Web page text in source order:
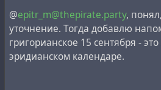
Шамалов, Николай
банка «Россия», бывший
Петербурге компании
Medical Solutions,
производством медицинской
появились сообщения, что
@epitr_m@thepirate.party,
уточнение. Тогда добавлю
григорианское 15 сентября -
эридианском календаре.